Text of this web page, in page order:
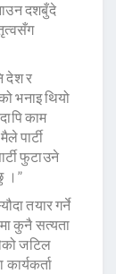
दशबुँदे
देश र
भनाइ थियो
काम
पार्टी
फुटाउने
।”
तयार गर्ने
कुनै सत्यता
जटिल